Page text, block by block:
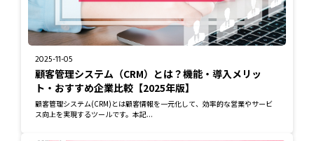
2025-11-05
顧客管理システム（CRM）とは？機能・導入メリッ
ト・おすすめ企業比較【2025年版】
顧客管理システム(CRM)とは顧客情報を一元化して、効率的な営業やサービ
ス向上を実現するツールです。本記...